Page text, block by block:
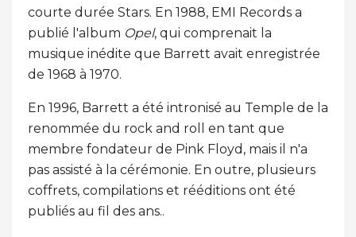
courte durée Stars. En 1988, EMI Records a
publié l'album Opel, qui comprenait la
musique inédite que Barrett avait enregistrée
de 1968 à 1970.
En 1996, Barrett a été intronisé au Temple de la
renommée du rock and roll en tant que
membre fondateur de Pink Floyd, mais il n'a
pas assisté à la cérémonie. En outre, plusieurs
coffrets, compilations et rééditions ont été
publiés au fil des ans..